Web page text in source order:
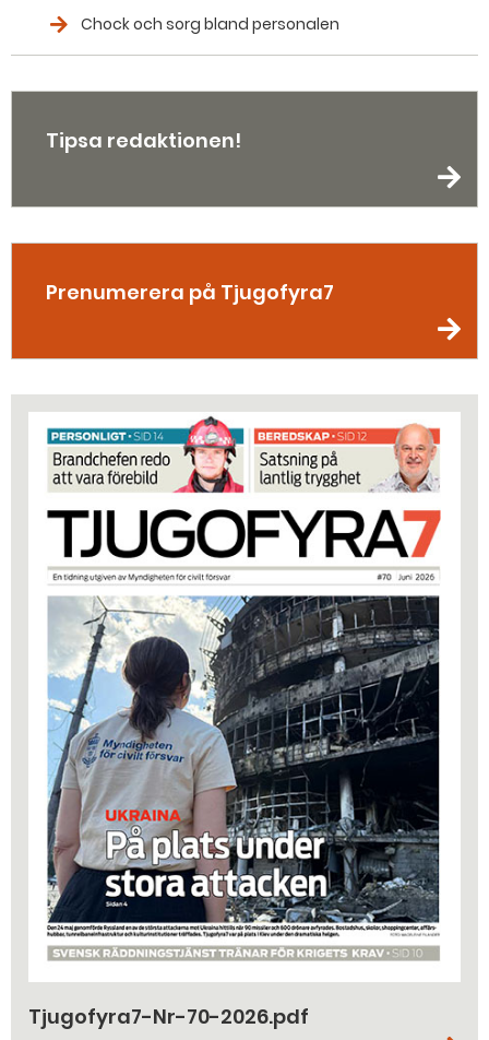
Chock och sorg bland personalen
Tipsa redaktionen!
Prenumerera på Tjugofyra7
Tjugofyra7-Nr-70-2026.pdf